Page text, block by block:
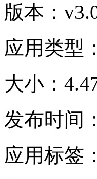
版本：
应用类型
大小：
发布时间
应用标签